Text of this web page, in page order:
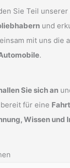
Sie Teil unserer
und
mit uns die
.
Sie sich an
für eine
Wissen und